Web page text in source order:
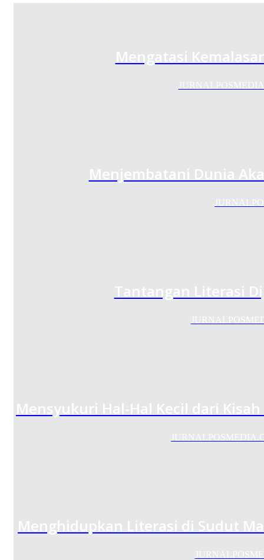
Mengatasi
Menjembatani Dunia
Tantangan Literasi
Mensyukuri Hal-Hal Kecil dari
Menghidupkan Literasi di Sudut